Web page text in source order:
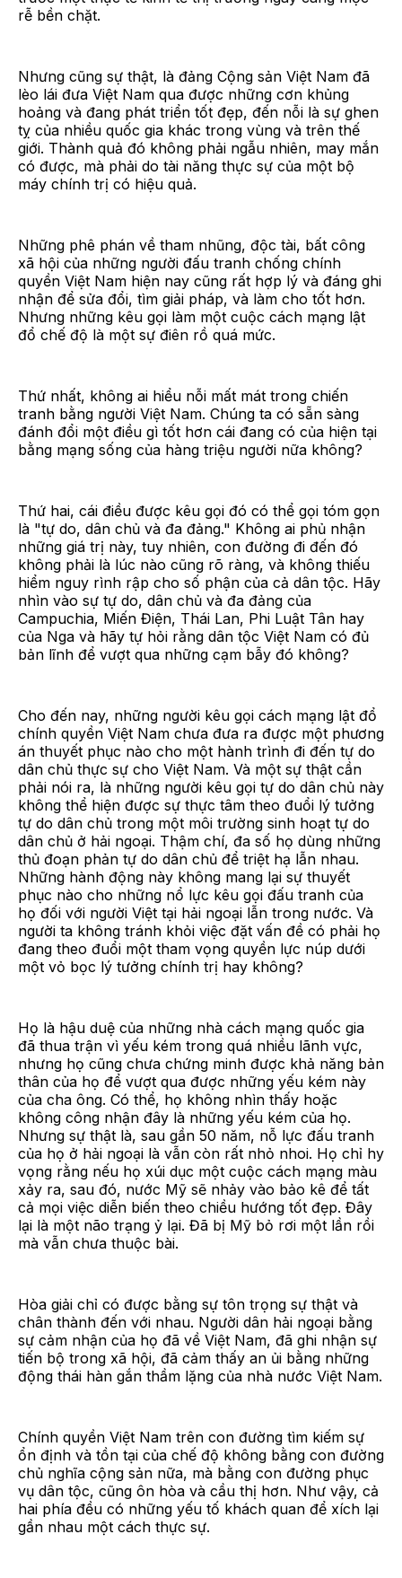
rễ bền chặt.
Nhưng cũng sự thật, là đảng Cộng sản Việt Nam đã
lèo lái đưa Việt Nam qua được những cơn khủng
hoảng và đang phát triển tốt đẹp, đến nỗi là sự ghen
tỵ của nhiều quốc gia khác trong vùng và trên thế
giới. Thành quả đó không phải ngẫu nhiên, may mắn
có được, mà phải do tài năng thực sự của một bộ
máy chính trị có hiệu quả.
Những phê phán về tham nhũng, độc tài, bất công
xã hội của những người đấu tranh chống chính
quyền Việt Nam hiện nay cũng rất hợp lý và đáng ghi
nhận để sửa đổi, tìm giải pháp, và làm cho tốt hơn.
Nhưng những kêu gọi làm một cuộc cách mạng lật
đổ chế độ là một sự điên rồ quá mức.
Thứ nhất, không ai hiểu nỗi mất mát trong chiến
tranh bằng người Việt Nam. Chúng ta có sẵn sàng
đánh đổi một điều gì tốt hơn cái đang có của hiện tại
bằng mạng sống của hàng triệu người nữa không?
Thứ hai, cái điều được kêu gọi đó có thể gọi tóm gọn
là "tự do, dân chủ và đa đảng." Không ai phủ nhận
những giá trị này, tuy nhiên, con đường đi đến đó
không phải là lúc nào cũng rõ ràng, và không thiếu
hiểm nguy rình rập cho số phận của cả dân tộc. Hãy
nhìn vào sự tự do, dân chủ và đa đảng của
Campuchia, Miến Điện, Thái Lan, Phi Luật Tân hay
của Nga và hãy tự hỏi rằng dân tộc Việt Nam có đủ
bản lĩnh để vượt qua những cạm bẫy đó không?
Cho đến nay, những người kêu gọi cách mạng lật đổ
chính quyền Việt Nam chưa đưa ra được một phương
án thuyết phục nào cho một hành trình đi đến tự do
dân chủ thực sự cho Việt Nam. Và một sự thật cần
phải nói ra, là những người kêu gọi tự do dân chủ này
không thể hiện được sự thực tâm theo đuổi lý tưởng
tự do dân chủ trong một môi trường sinh hoạt tự do
dân chủ ở hải ngoại. Thậm chí, đa số họ dùng những
thủ đoạn phản tự do dân chủ để triệt hạ lẫn nhau.
Những hành động này không mang lại sự thuyết
phục nào cho những nổ lực kêu gọi đấu tranh của
họ đối với người Việt tại hải ngoại lẫn trong nước. Và
người ta không tránh khỏi việc đặt vấn đề có phải họ
đang theo đuổi một tham vọng quyền lực núp dưới
một vỏ bọc lý tưởng chính trị hay không?
Họ là hậu duệ của những nhà cách mạng quốc gia
đã thua trận vì yếu kém trong quá nhiều lãnh vực,
nhưng họ cũng chưa chứng minh được khả năng bản
thân của họ để vượt qua được những yếu kém này
của cha ông. Có thể, họ không nhìn thấy hoặc
không công nhận đây là những yếu kém của họ.
Nhưng sự thật là, sau gần 50 năm, nỗ lực đấu tranh
của họ ở hải ngoại là vẫn còn rất nhỏ nhoi. Họ chỉ hy
vọng rằng nếu họ xúi dục một cuộc cách mạng màu
xảy ra, sau đó, nước Mỹ sẽ nhảy vào bảo kê để tất
cả mọi việc diễn biến theo chiều hướng tốt đẹp. Đây
lại là một não trạng ỷ lại. Đã bị Mỹ bỏ rơi một lần rồi
mà vẫn chưa thuộc bài.
Hòa giải chỉ có được bằng sự tôn trọng sự thật và
chân thành đến với nhau. Người dân hải ngoại bằng
sự cảm nhận của họ đã về Việt Nam, đã ghi nhận sự
tiến bộ trong xã hội, đã cảm thấy an ủi bằng những
động thái hàn gắn thầm lặng của nhà nước Việt Nam.
Chính quyền Việt Nam trên con đường tìm kiếm sự
ổn định và tồn tại của chế độ không bằng con đường
chủ nghĩa cộng sản nữa, mà bằng con đường phục
vụ dân tộc, cũng ôn hòa và cầu thị hơn. Như vậy, cả
hai phía đều có những yếu tố khách quan để xích lại
gần nhau một cách thực sự.